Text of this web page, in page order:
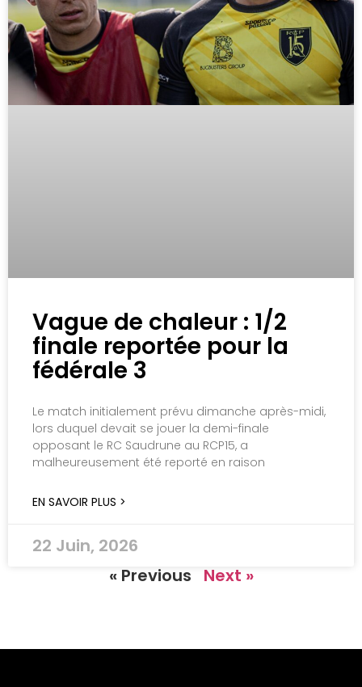
Vague de chaleur : 1/2
finale reportée pour la
fédérale 3
Le match initialement prévu dimanche après-midi,
lors duquel devait se jouer la demi-finale
opposant le RC Saudrune au RCP15, a
malheureusement été reporté en raison
EN SAVOIR PLUS >
22 Juin, 2026
« Previous
Next »